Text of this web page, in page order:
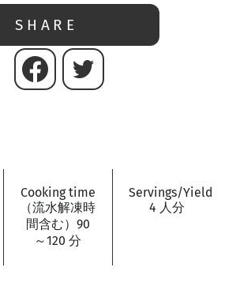
SHARE
Cooking time
（流水解凍時
間含む）90
～120 分
Servings/Yield
4 人分